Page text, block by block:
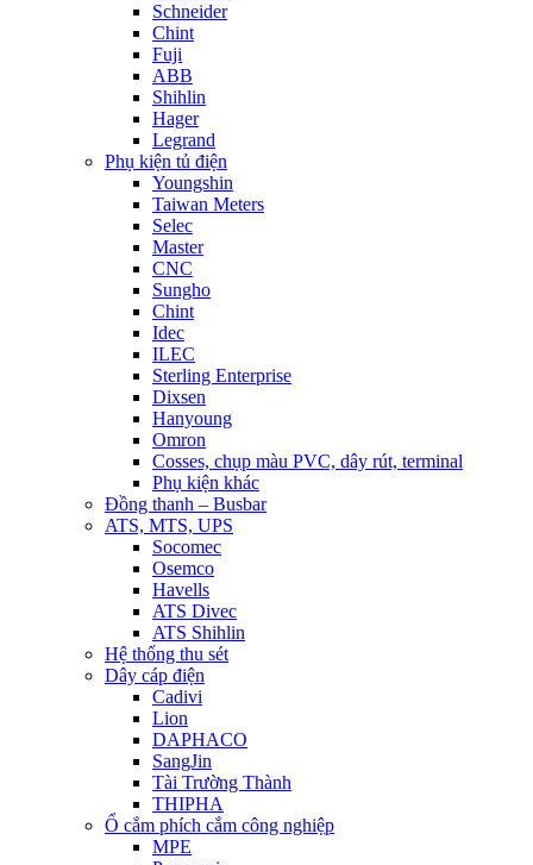
Schneider
Chint
Fuji
ABB
Shihlin
Hager
Legrand
Phụ kiện tủ điện
Youngshin
Taiwan Meters
Selec
Master
CNC
Sungho
Chint
Idec
ILEC
Sterling Enterprise
Dixsen
Hanyoung
Omron
Cosses, chụp màu PVC, dây rút, terminal
Phụ kiện khác
Đồng thanh – Busbar
ATS, MTS, UPS
Socomec
Osemco
Havells
ATS Divec
ATS Shihlin
Hệ thống thu sét
Dây cáp điện
Cadivi
Lion
DAPHACO
SangJin
Tài Trường Thành
THIPHA
Ổ cắm phích cắm công nghiệp
MPE